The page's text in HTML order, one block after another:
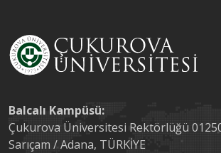
Balcalı Kampüsü:
Çukurova Üniversitesi Rektörlüğü
Sarıçam / Adana, TÜRKİYE